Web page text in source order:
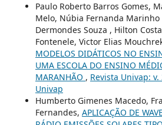
Paulo Roberto Barros Gomes,
Melo, Núbia Fernanda Marinho
Dermondes Souza , Hilton
Fontenele, Victor Elias
MODELOS DIDÁTICOS NO
UMA ESCOLA DO ENSINO
MARANHÃO , Revista Univap: v.
Univap
Humberto Gimenes Macedo,
Fernandes, APLICAÇÃO DE